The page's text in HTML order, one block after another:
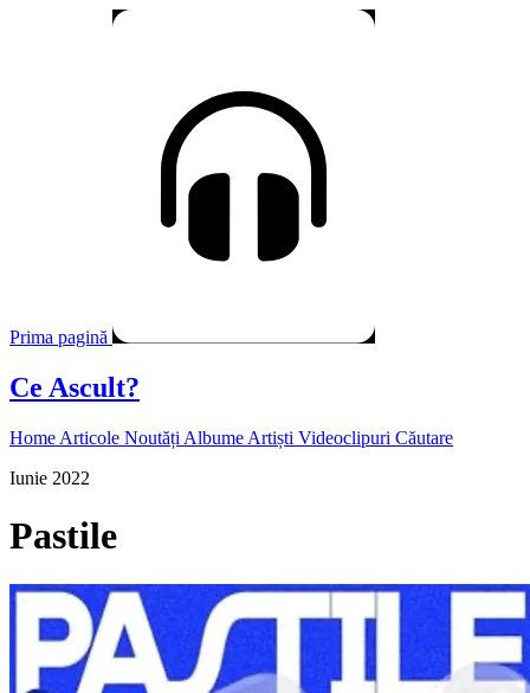
Prima pagină
Ce Ascult?
Home Articole Noutăți Albume Artiști Videoclipuri Căutare
Iunie 2022
Pastile
Pagina externă
Pagina externă
Pagina externă